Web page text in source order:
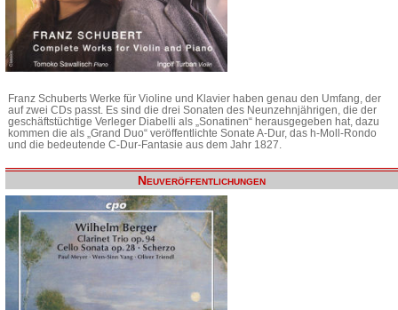
Franz Schuberts Werke für Violine und Klavier haben genau den Umfang, der
auf zwei CDs passt. Es sind die drei Sonaten des Neunzehnjährigen, die der
geschäftstüchtige Verleger Diabelli als „Sonatinen“ herausgegeben hat, dazu
kommen die als „Grand Duo“ veröffentlichte Sonate A-Dur, das h-Moll-Rondo
und die bedeutende C-Dur-Fantasie aus dem Jahr 1827.
Neuveröffentlichungen